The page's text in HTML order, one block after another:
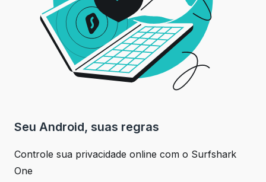
Seu Android, suas regras
Controle sua privacidade online com o Surfshark
One